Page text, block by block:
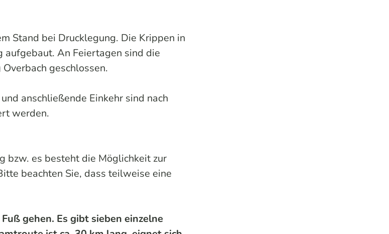
Stand bei Drucklegung. Die Krippen in
An Feiertagen sind die
geschlossen.
anschließende Einkehr sind nach
werden.
bzw. es besteht die Möglichkeit zur
beachten Sie, dass teilweise eine
gehen. Es gibt sieben einzelne